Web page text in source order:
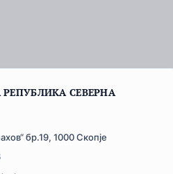
РЕПУБЛИКА СЕВЕРНА
бр.19, 1000 Скопје